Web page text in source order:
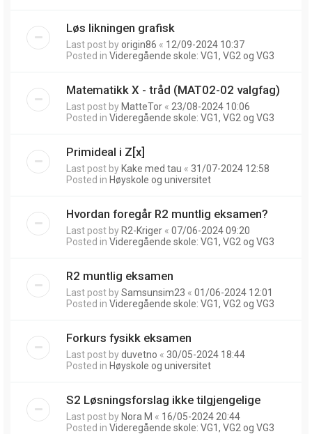
Løs likningen grafisk
Last post byorigin86 « 12/09-2024 10:37
Posted in Videregående skole: VG1, VG2 og VG3
Matematikk X - tråd (MAT02-02 valgfag)
Last post by MatteTor « 23/08-2024 10:06
Posted in Videregående skole: VG1, VG2 og VG3
Primideal i Z[x]
Last post by Kake med tau « 31/07-2024 12:58
Posted in Høyskole og universitet
Hvordan foregår R2 muntlig eksamen?
Last post by R2-Kriger « 07/06-2024 09:20
Posted in Videregående skole: VG1, VG2 og VG3
R2 muntlig eksamen
Last post bySamsunsim23 « 01/06-2024 12:01
Posted in Videregående skole: VG1, VG2 og VG3
Forkurs fysikk eksamen
Last post byduvetno « 30/05-2024 18:44
Posted in Høyskole og universitet
S2 Løsningsforslag ikke tilgjengelige
Last post by Nora M « 16/05-2024 20:44
Posted in Videregående skole: VG1, VG2 og VG3